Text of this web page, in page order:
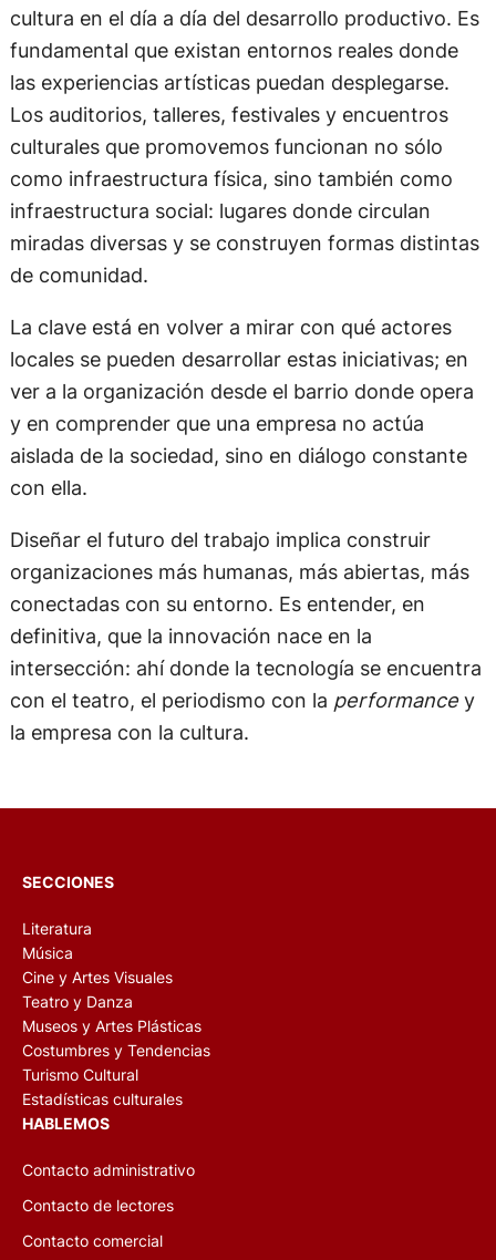
cultura en el día a día del desarrollo productivo. Es
fundamental que existan entornos reales donde
las experiencias artísticas puedan desplegarse.
Los auditorios, talleres, festivales y encuentros
culturales que promovemos funcionan no sólo
como infraestructura física, sino también como
infraestructura social: lugares donde circulan
miradas diversas y se construyen formas distintas
de comunidad.
La clave está en volver a mirar con qué actores
locales se pueden desarrollar estas iniciativas; en
ver a la organización desde el barrio donde opera
y en comprender que una empresa no actúa
aislada de la sociedad, sino en diálogo constante
con ella.
Diseñar el futuro del trabajo implica construir
organizaciones más humanas, más abiertas, más
conectadas con su entorno. Es entender, en
definitiva, que la innovación nace en la
intersección: ahí donde la tecnología se encuentra
con el teatro, el periodismo con la performancey
la empresa con la cultura.
SECCIONES
Literatura
Música
Cine y Artes Visuales
Teatro y Danza
Museos y Artes Plásticas
Costumbres y Tendencias
Turismo Cultural
Estadísticas culturales
HABLEMOS
Contacto administrativo
Contacto de lectores
Contacto comercial